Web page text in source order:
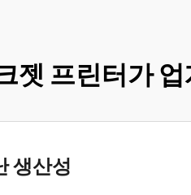
젯 프린터가
생산성